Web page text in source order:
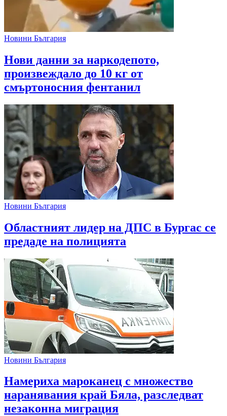
Новини България
Нови данни за наркодепото,
произвеждало до 10 кг от
смъртоносния фентанил
Новини България
Областният лидер на ДПС в Бургас се
предаде на полицията
Новини България
Намериха мароканец с множество
наранявания край Бяла, разследват
незаконна миграция